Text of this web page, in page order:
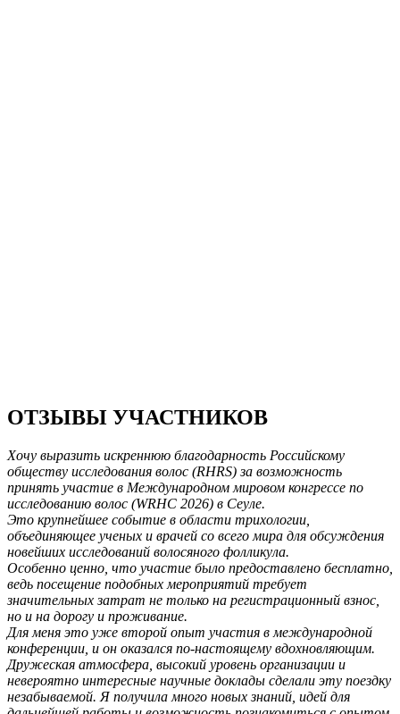
ОТЗЫВЫ УЧАСТНИКОВ
Хочу выразить искреннюю благодарность Российскому
обществу исследования волос (RHRS) за возможность
принять участие в Международном мировом конгрессе по
исследованию волос (WRHC 2026) в Сеуле.
Это крупнейшее событие в области трихологии,
объединяющее ученых и врачей со всего мира для обсуждения
новейших исследований волосяного фолликула.
Особенно ценно, что участие было предоставлено бесплатно,
ведь посещение подобных мероприятий требует
значительных затрат не только на регистрационный взнос,
но и на дорогу и проживание.
Для меня это уже второй опыт участия в международной
конференции, и он оказался по-настоящему вдохновляющим.
Дружеская атмосфера, высокий уровень организации и
невероятно интересные научные доклады сделали эту поездку
незабываемой. Я получила много новых знаний, идей для